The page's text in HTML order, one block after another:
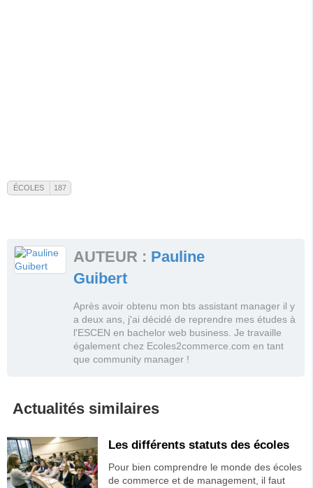
ÉCOLES 187
Voir toutes les actualités de ce tag
Voir tous les messages du forum
AUTEUR : Pauline
Guibert
Après avoir obtenu mon bts assistant manager il y
a deux ans, j'ai décidé de reprendre mes études à
l'ESCEN en bachelor web business. Je travaille
également chez Ecoles2commerce.com en tant
que community manager !
Actualités similaires
Les différents statuts des écoles
Pour bien comprendre le monde des écoles
de commerce et de management, il faut